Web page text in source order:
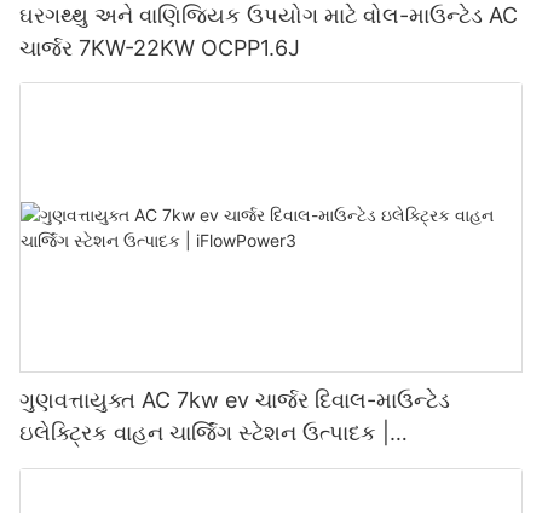
ઘરગથ્થુ અને વાણિજ્યિક ઉપયોગ માટે વોલ-માઉન્ટેડ AC
ચાર્જર 7KW-22KW OCPP1.6J
ગુણવત્તાયુક્ત AC 7kw ev ચાર્જર દિવાલ-માઉન્ટેડ
ઇલેક્ટ્રિક વાહન ચાર્જિંગ સ્ટેશન ઉત્પાદક |
iFlowPower3